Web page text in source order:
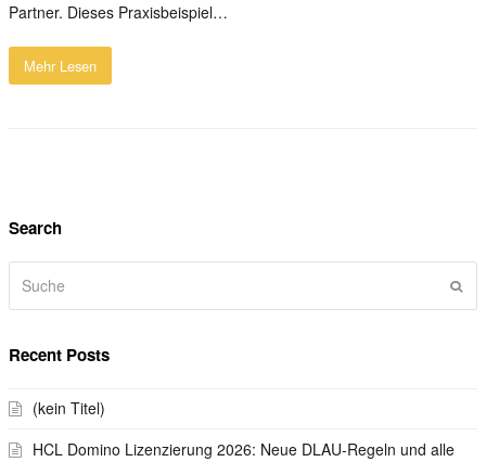
Partner. Dieses Praxisbeispiel…
Mehr Lesen
Search
Recent Posts
(kein Titel)
HCL Domino Lizenzierung 2026: Neue DLAU-Regeln und alle